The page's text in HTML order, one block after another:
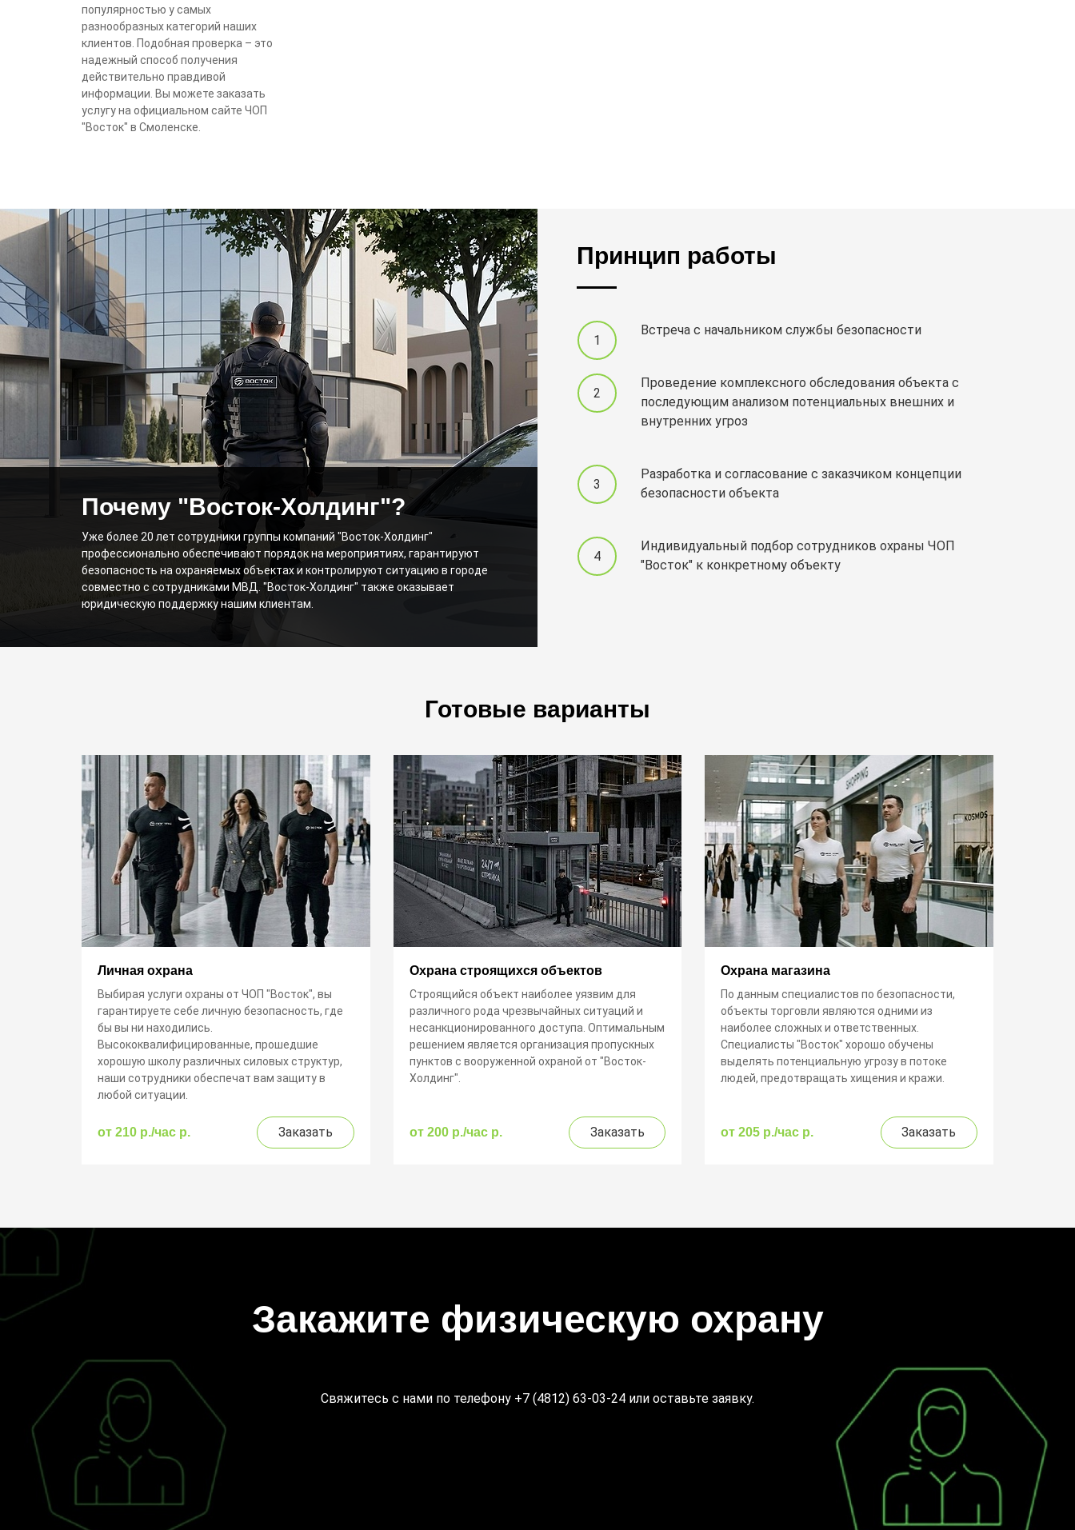
популярностью у самых
разнообразных категорий наших
клиентов. Подобная проверка – это
надежный способ получения
действительно правдивой
информации. Вы можете заказать
услугу на официальном сайте ЧОП
"Восток" в Смоленске.
Почему "Восток-Холдинг"?
Уже более 20 лет сотрудники группы компаний "Восток-Холдинг"
профессионально обеспечивают порядок на мероприятиях, гарантируют
безопасность на охраняемых объектах и контролируют ситуацию в городе
совместно с сотрудниками МВД. "Восток-Холдинг" также оказывает
юридическую поддержку нашим клиентам.
Принцип работы
Встреча с начальником службы безопасности
Проведение комплексного обследования объекта с
последующим анализом потенциальных внешних и
внутренних угроз
Разработка и согласование с заказчиком концепции
безопасности объекта
Индивидуальный подбор сотрудников охраны ЧОП
"Восток" к конкретному объекту
Готовые варианты
Личная охрана
Выбирая услуги охраны от ЧОП "Восток", вы
гарантируете себе личную безопасность, где
бы вы ни находились.
Высококвалифицированные, прошедшие
хорошую школу различных силовых структур,
наши сотрудники обеспечат вам защиту в
любой ситуации.
от 210 р./час p. Заказать
Охрана строящихся объектов
Строящийся объект наиболее уязвим для
различного рода чрезвычайных ситуаций и
несанкционированного доступа. Оптимальным
решением является организация пропускных
пунктов с вооруженной охраной от "Восток-
Холдинг".
от 200 р./час p. Заказать
Охрана магазина
По данным специалистов по безопасности,
объекты торговли являются одними из
наиболее сложных и ответственных.
Специалисты "Восток" хорошо обучены
выделять потенциальную угрозу в потоке
людей, предотвращать хищения и кражи.
от 205 р./час p. Заказать
Закажите физическую охрану
Свяжитесь с нами по телефону +7 (4812) 63-03-24 или оставьте заявку.